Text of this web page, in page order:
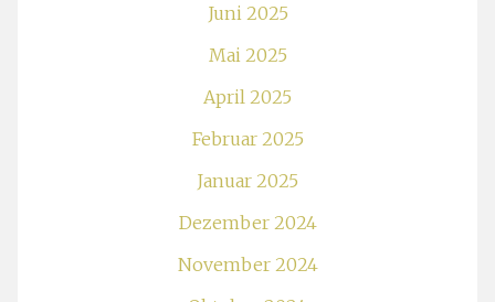
Juni 2025
Mai 2025
April 2025
Februar 2025
Januar 2025
Dezember 2024
November 2024